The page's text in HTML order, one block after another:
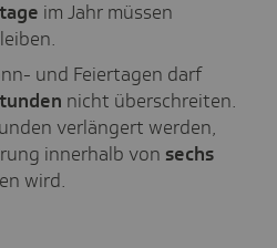
im Jahr müssen
und Feiertagen darf
nicht überschreiten.
verlängert werden,
innerhalb von sechs
wird.